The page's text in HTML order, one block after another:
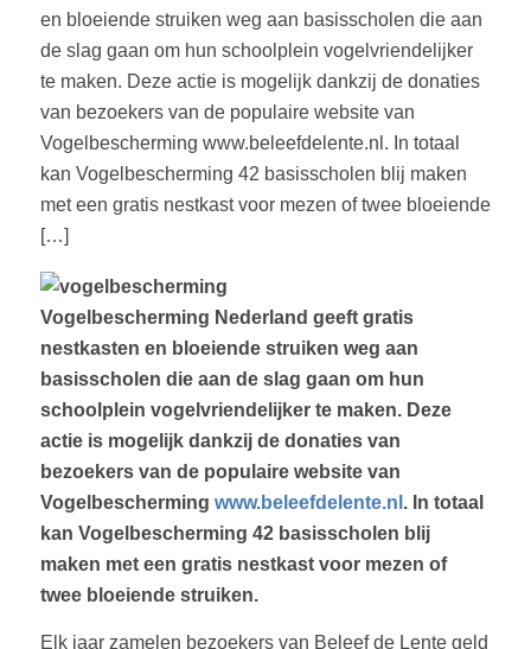
en bloeiende struiken weg aan basisscholen die aan
de slag gaan om hun schoolplein vogelvriendelijker
te maken. Deze actie is mogelijk dankzij de donaties
van bezoekers van de populaire website van
Vogelbescherming www.beleefdelente.nl. In totaal
kan Vogelbescherming 42 basisscholen blij maken
met een gratis nestkast voor mezen of twee bloeiende
[…]
Vogelbescherming Nederland geeft gratis
nestkasten en bloeiende struiken weg aan
basisscholen die aan de slag gaan om hun
schoolplein vogelvriendelijker te maken. Deze
actie is mogelijk dankzij de donaties van
bezoekers van de populaire website van
Vogelbescherming www.beleefdelente.nl . In totaal
kan Vogelbescherming 42 basisscholen blij
maken met een gratis nestkast voor mezen of
twee bloeiende struiken.
Elk jaar zamelen bezoekers van Beleef de Lente geld